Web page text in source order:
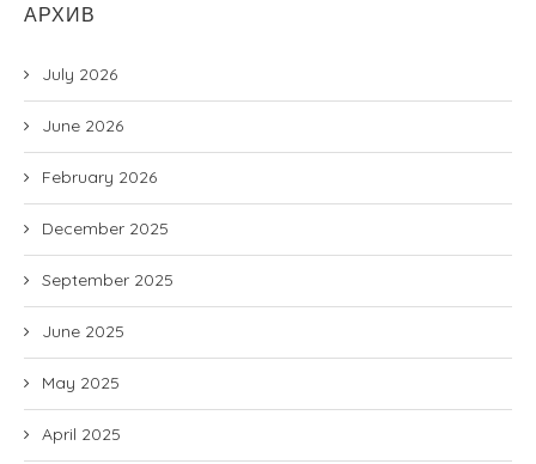
АРХИВ
July 2026
June 2026
February 2026
December 2025
September 2025
June 2025
May 2025
April 2025